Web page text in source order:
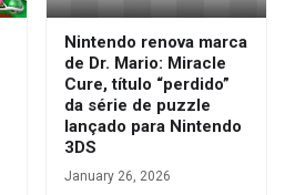
Nintendo renova marca
de Dr. Mario: Miracle
Cure, título “perdido”
da série de puzzle
lançado para Nintendo
3DS
January 26, 2026